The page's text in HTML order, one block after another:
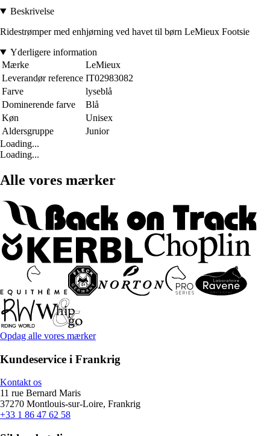
Beskrivelse
Ridestrømper med enhjørning ved havet til børn LeMieux Footsie
Yderligere information
Mærke
LeMieux
Leverandør reference IT02983082
Farve
lyseblå
Dominerende farve
Blå
Køn
Unisex
Aldersgruppe
Junior
Loading...
Loading...
Alle vores mærker
Opdag alle vores mærker
Kundeservice i Frankrig
Kontakt os
11 rue Bernard Maris
37270 Montlouis-sur-Loire, Frankrig
+33 1 86 47 62 58